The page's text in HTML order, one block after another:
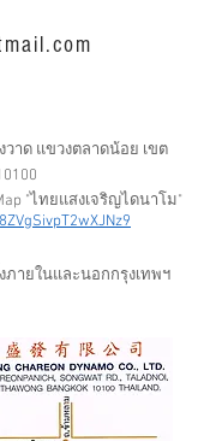
าด แขวงตลาดน้อย เขต
"ไทยแสงเจริญไดนาโม"
ายในและนอกกรุงเทพฯ